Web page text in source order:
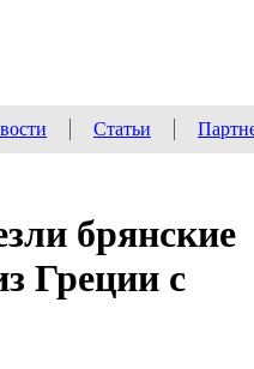
Статьи
брянские
Греции с